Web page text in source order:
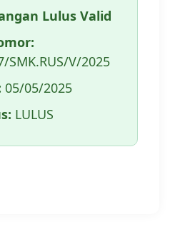
Lulus Valid
SMK.RUS/V/2025
05/05/2025
LULUS